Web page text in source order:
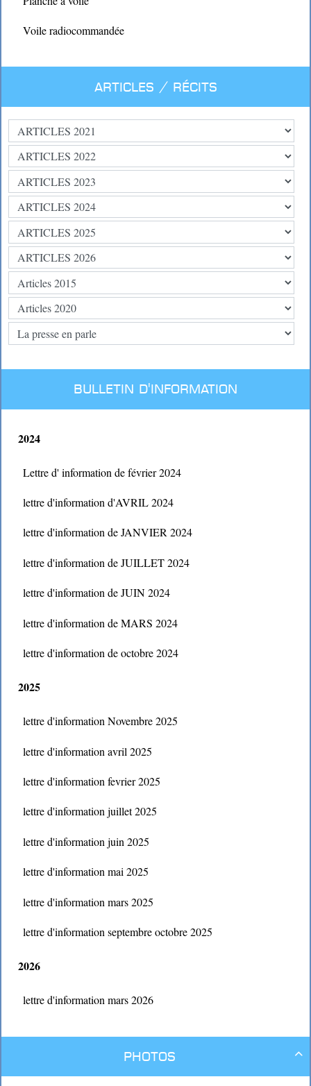
Voile radiocommandée
Articles / Récits
BULLETIN D'INFORMATION
2024
Lettre d' information de février 2024
lettre d'information d'AVRIL 2024
lettre d'information de JANVIER 2024
lettre d'information de JUILLET 2024
lettre d'information de JUIN 2024
lettre d'information de MARS 2024
lettre d'information de octobre 2024
2025
lettre d'information Novembre 2025
lettre d'information avril 2025
lettre d'information fevrier 2025
lettre d'information juillet 2025
lettre d'information juin 2025
lettre d'information mai 2025
lettre d'information mars 2025
lettre d'information septembre octobre 2025
2026
lettre d'information mars 2026

Photos